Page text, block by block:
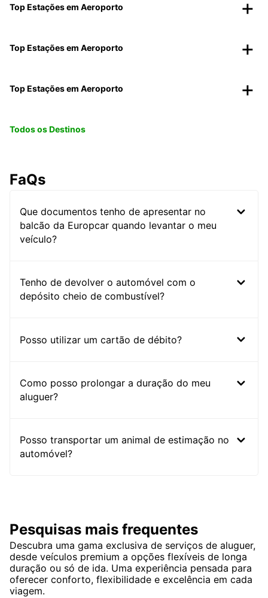
Top Estações em Aeroporto
Top Estações em Aeroporto
Top Estações em Aeroporto
Todos os Destinos
FaQs
Que documentos tenho de apresentar no
balcão da Europcar quando levantar o meu
veículo?
Tenho de devolver o automóvel com o
depósito cheio de combustível?
Posso utilizar um cartão de débito?
Como posso prolongar a duração do meu
aluguer?
Posso transportar um animal de estimação no
automóvel?
Pesquisas mais frequentes
Descubra uma gama exclusiva de serviços de aluguer,
desde veículos premium a opções flexíveis de longa
duração ou só de ida. Uma experiência pensada para
oferecer conforto, flexibilidade e excelência em cada
viagem.